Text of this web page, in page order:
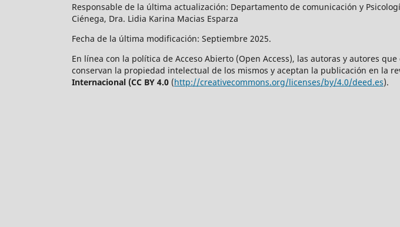
Responsable de la última actualización: Departamento de comunicación y
Ciénega, Dra. Lidia Karina Macias Esparza
Fecha de la última modificación: Septiembre 2025.
En línea con la política de Acceso Abierto (Open Access), las autoras y autores
conservan la propiedad intelectual de los mismos y aceptan la publicación en la
Internacional (CC BY 4.0 (http://creativecommons.org/licenses/by/4.0/deed.es).